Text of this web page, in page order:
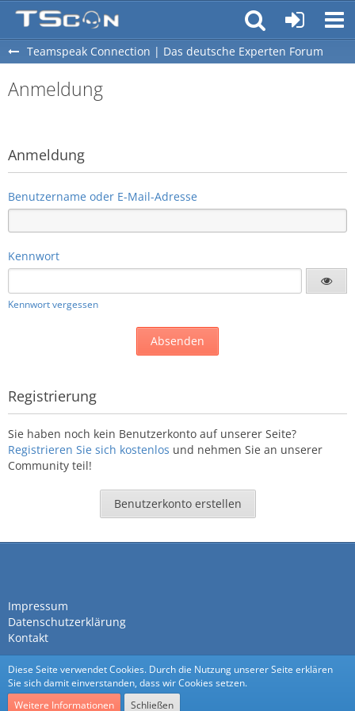
Teamspeak Connection | Das deutsche Experten Forum
Anmeldung
Anmeldung
Benutzername oder E-Mail-Adresse
Kennwort
Kennwort vergessen
Registrierung
Sie haben noch kein Benutzerkonto auf unserer Seite?
Registrieren Sie sich kostenlos und nehmen Sie an unserer
Community teil!
Benutzerkonto erstellen
Impressum
Datenschutzerklärung
Kontakt
Diese Seite verwendet Cookies. Durch die Nutzung unserer Seite erklären
Sie sich damit einverstanden, dass wir Cookies setzen.
Weitere Informationen
Schließen